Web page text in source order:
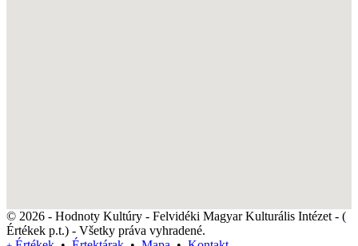
© 2026 - Hodnoty Kultúry - Felvidéki Magyar Kulturális Intézet - (
Értékek p.t.) - Všetky práva vyhradené.